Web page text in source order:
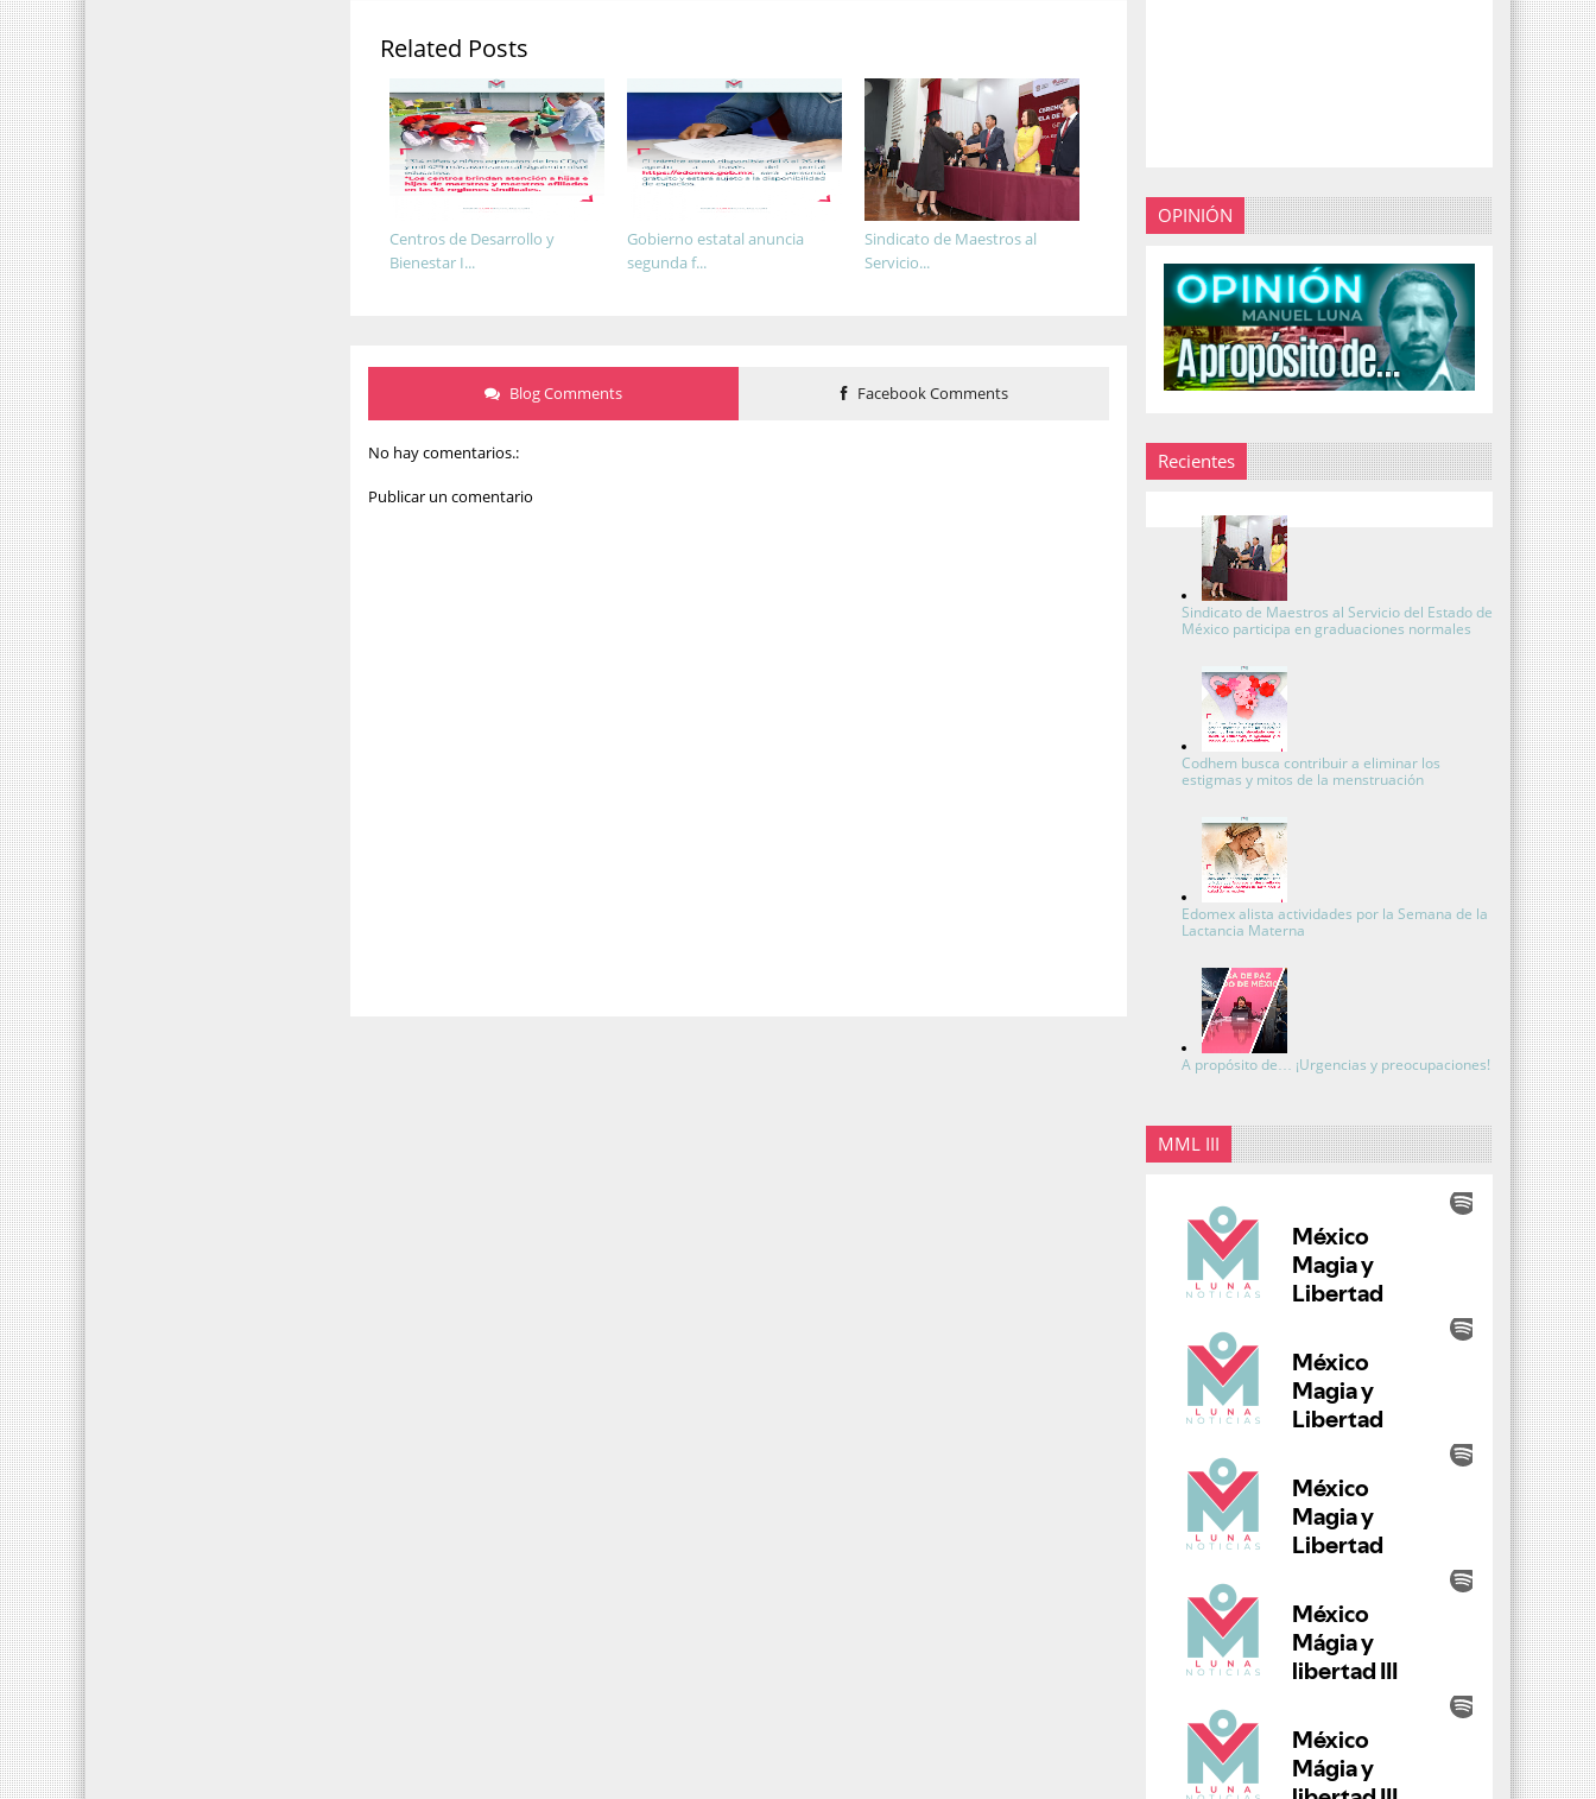
Related Posts
Sindicato de Maestros al
Servicio...
Gobierno estatal anuncia
segunda f...
Centros de Desarrollo y
Bienestar I...
Blog Comments Facebook Comments
No hay comentarios.:
Publicar un comentario
OPINIÓN
Recientes
Sindicato de Maestros al Servicio del Estado de
México participa en graduaciones normales
Codhem busca contribuir a eliminar los
estigmas y mitos de la menstruación
Edomex alista actividades por la Semana de la
Lactancia Materna
A propósito de… ¡Urgencias y preocupaciones!
MML III